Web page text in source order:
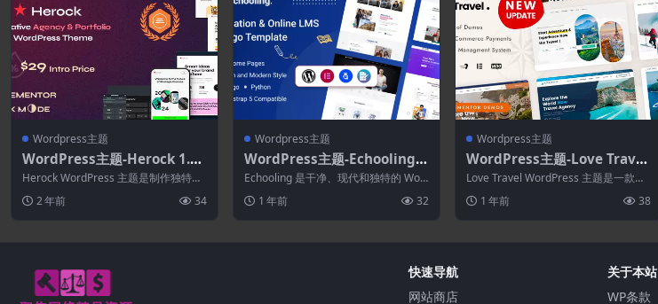
Wordpress主题
WordPress主题-Herock 1.0.
3–代理和投资组合WordPress
主题
Herock WordPress 主题是制作独特投
2 年前 34
Wordpress主题
WordPress主题-Echooling
1.1.9–教育WordPress主题
Echooling 是干净、现代和独特的 Wor
1 年前 32
Wordpress主题
WordPress主题-Love Travel
5.5.0
Love Travel WordPress 主题是一款多
1 年前 38
快速导航
网站商店
关于本站
WP条款